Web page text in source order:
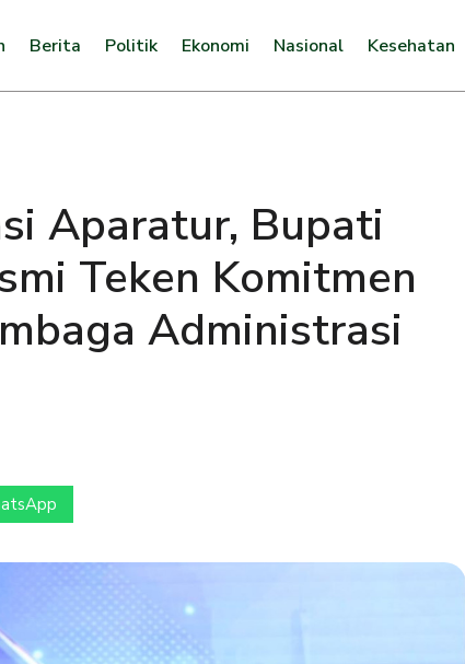
Berita Politik Ekonomi Nasional Kesehatan
Aparatur, Bupati
Teken Komitmen
Administrasi